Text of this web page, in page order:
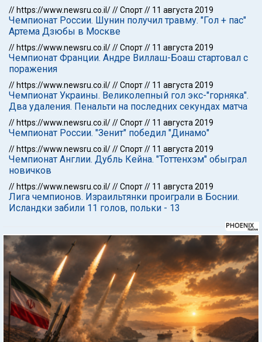
// https://www.newsru.co.il///Спорт// 11 августа 2019
Чемпионат России. Шунин получил травму. "Гол + пас"
Артема Дзюбы в Москве
// https://www.newsru.co.il///Спорт// 11 августа 2019
Чемпионат Франции. Андре Виллаш-Боаш стартовал с
поражения
// https://www.newsru.co.il///Спорт// 11 августа 2019
Чемпионат Украины. Великолепный гол экс-"горняка".
Два удаления. Пенальти на последних секундах матча
// https://www.newsru.co.il///Спорт// 11 августа 2019
Чемпионат России. "Зенит" победил "Динамо"
// https://www.newsru.co.il///Спорт// 11 августа 2019
Чемпионат Англии. Дубль Кейна. "Тоттенхэм" обыграл
новичков
// https://www.newsru.co.il///Спорт// 11 августа 2019
Лига чемпионов. Израильтянки проиграли в Боснии.
Исландки забили 11 голов, польки - 13